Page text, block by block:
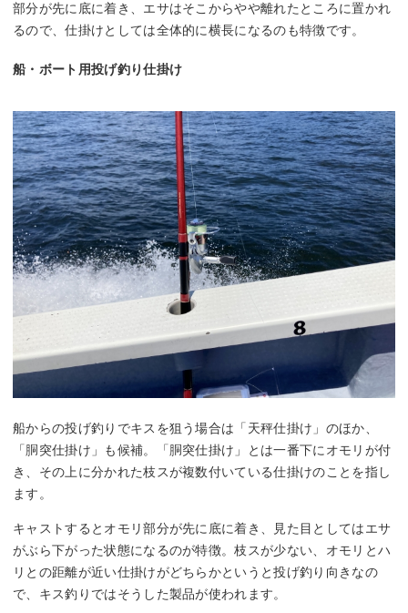
部分が先に底に着き、エサはそこからやや離れたところに置かれ
るので、仕掛けとしては全体的に横長になるのも特徴です。
船・ボート用投げ釣り仕掛け
船からの投げ釣りでキスを狙う場合は「天秤仕掛け」のほか、
「胴突仕掛け」も候補。「胴突仕掛け」とは一番下にオモリが付
き、その上に分かれた枝スが複数付いている仕掛けのことを指し
ます。
キャストするとオモリ部分が先に底に着き、見た目としてはエサ
がぶら下がった状態になるのが特徴。枝スが少ない、オモリとハ
リとの距離が近い仕掛けがどちらかというと投げ釣り向きなの
で、キス釣りではそうした製品が使われます。